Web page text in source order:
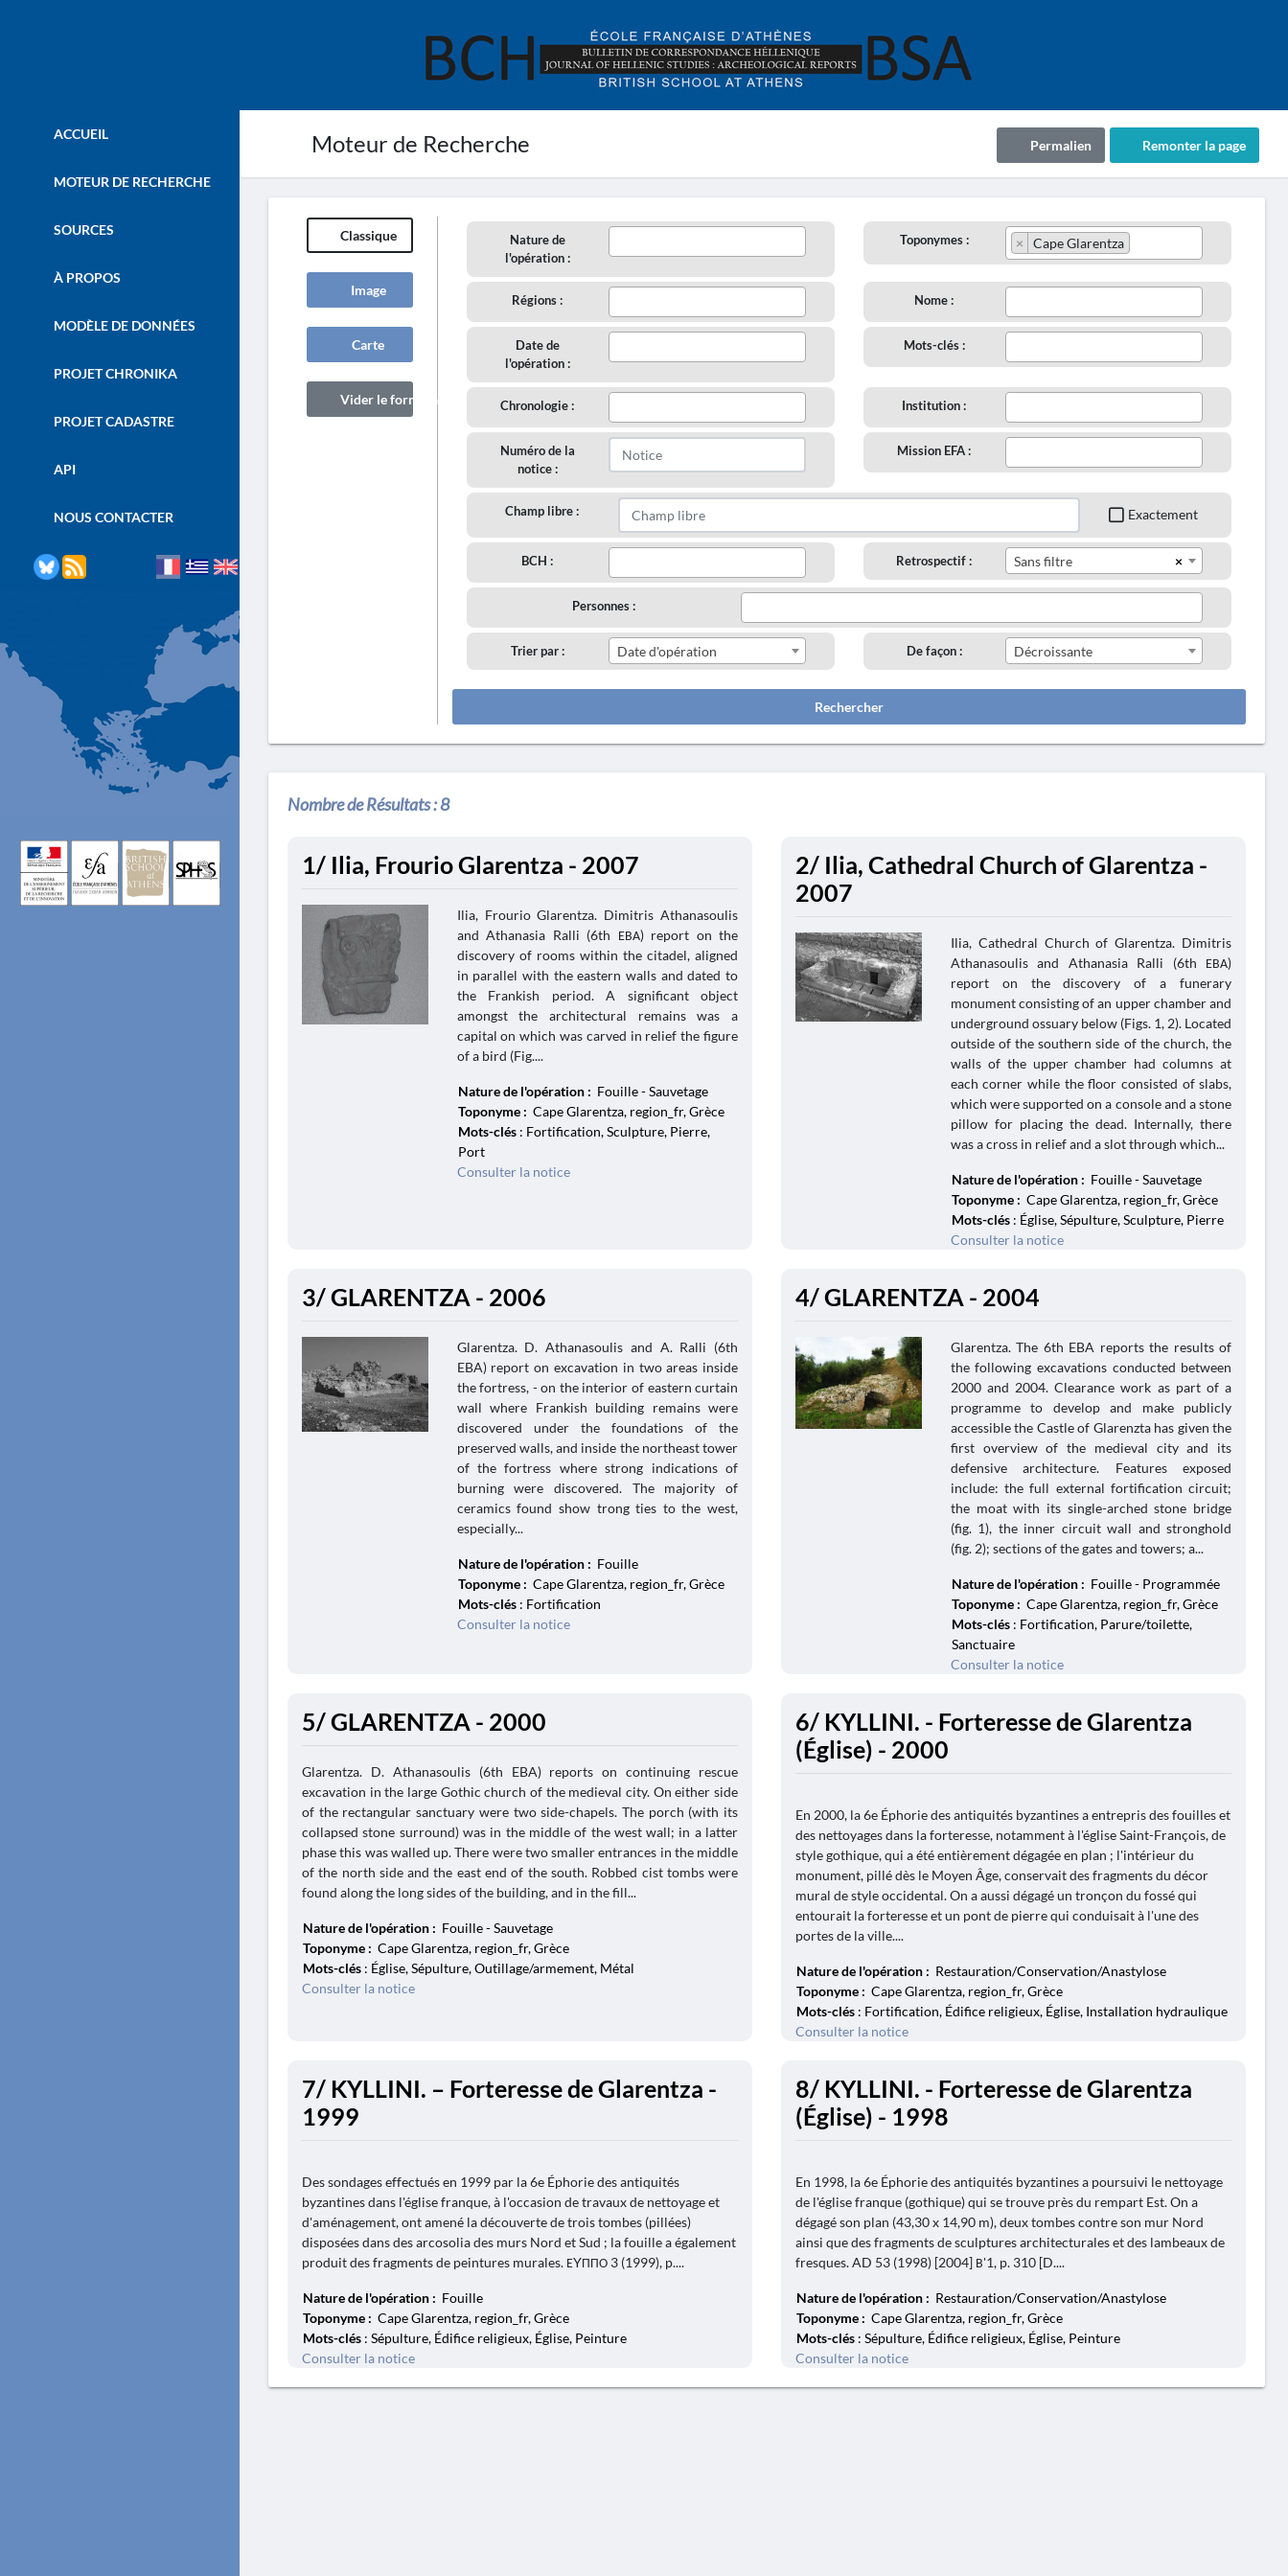
Moteur de Recherche Remonter la page
Permalien
ACCUEIL
MOTEUR DE RECHERCHE
SOURCES
À PROPOS
MODÈLE DE DONNÉES
PROJET CHRONIKA
PROJET CADASTRE
API
NOUS CONTACTER
Classique
Image
Carte
Vider le formulaire
Nature de
l'opération :
Toponymes : × Cape Glarentza
Régions : Nome :
Date de
l'opération :
Mots-clés :
Chronologie : Institution :
Numéro de la
notice :
Mission EFA :
Champ libre : Exactement
BCH : Retrospectif : ×
Sans filtre
Personnes :
Trier par : Date d'opération De façon : Décroissante
Rechercher
Nombre de Résultats :8
1/ Ilia, Frourio Glarentza - 2007
Ilia, Frourio Glarentza. Dimitris Athanasoulis
and Athanasia Ralli (6th ΕΒΑ) report on the
discovery of rooms within the citadel, aligned
in parallel with the eastern walls and dated to
the Frankish period. A significant object
amongst the architectural remains was a
capital on which was carved in relief the figure
of a bird (Fig....
Nature de l'opération : Fouille - Sauvetage
Toponyme : Cape Glarentza, region_fr, Grèce
Mots-clés: Fortification, Sculpture, Pierre,
Port
Consulter la notice
2/ Ilia, Cathedral Church of Glarentza -
2007
Ilia, Cathedral Church of Glarentza. Dimitris
Athanasoulis and Athanasia Ralli (6th ΕΒΑ)
report on the discovery of a funerary
monument consisting of an upper chamber and
underground ossuary below (Figs. 1, 2). Located
outside of the southern side of the church, the
walls of the upper chamber had columns at
each corner while the floor consisted of slabs,
which were supported on a console and a stone
pillow for placing the dead. Internally, there
was a cross in relief and a slot through which...
Nature de l'opération : Fouille - Sauvetage
Toponyme : Cape Glarentza, region_fr, Grèce
Mots-clés: Église, Sépulture, Sculpture, Pierre
Consulter la notice
3/ GLARENTZA - 2006
Glarentza. D. Athanasoulis and A. Ralli (6th
EBA) report on excavation in two areas inside
the fortress, - on the interior of eastern curtain
wall where Frankish building remains were
discovered under the foundations of the
preserved walls, and inside the northeast tower
of the fortress where strong indications of
burning were discovered. The majority of
ceramics found show trong ties to the west,
especially...
Nature de l'opération : Fouille
Toponyme : Cape Glarentza, region_fr, Grèce
Mots-clés: Fortification
Consulter la notice
4/ GLARENTZA - 2004
Glarentza. The 6th EBA reports the results of
the following excavations conducted between
2000 and 2004. Clearance work as part of a
programme to develop and make publicly
accessible the Castle of Glarenzta has given the
first overview of the medieval city and its
defensive architecture. Features exposed
include: the full external fortification circuit;
the moat with its single-arched stone bridge
(fig. 1), the inner circuit wall and stronghold
(fig. 2); sections of the gates and towers; a...
Nature de l'opération : Fouille - Programmée
Toponyme : Cape Glarentza, region_fr, Grèce
Mots-clés: Fortification, Parure/toilette,
Sanctuaire
Consulter la notice
5/ GLARENTZA - 2000
Glarentza. D. Athanasoulis (6th EBA) reports on continuing rescue
excavation in the large Gothic church of the medieval city. On either side
of the rectangular sanctuary were two side-chapels. The porch (with its
collapsed stone surround) was in the middle of the west wall; in a latter
phase this was walled up. There were two smaller entrances in the middle
of the north side and the east end of the south. Robbed cist tombs were
found along the long sides of the building, and in the fill...
Nature de l'opération : Fouille - Sauvetage
Toponyme : Cape Glarentza, region_fr, Grèce
Mots-clés : Église, Sépulture, Outillage/armement, Métal
Consulter la notice
6/ KYLLINI. - Forteresse de Glarentza
(Église) - 2000
En 2000, la 6e Éphorie des antiquités byzantines a entrepris des fouilles et
des nettoyages dans la forteresse, notamment à l'église Saint-François, de
style gothique, qui a été entièrement dégagée en plan ; l'intérieur du
monument, pillé dès le Moyen Âge, conservait des fragments du décor
mural de style occidental. On a aussi dégagé un tronçon du fossé qui
entourait la forteresse et un pont de pierre qui conduisait à l'une des
portes de la ville....
Nature de l'opération : Restauration/Conservation/Anastylose
Toponyme : Cape Glarentza, region_fr, Grèce
Mots-clés : Fortification, Édifice religieux, Église, Installation hydraulique
Consulter la notice
7/ KYLLINI. – Forteresse de Glarentza -
1999
Des sondages effectués en 1999 par la 6e Éphorie des antiquités
byzantines dans l'église franque, à l'occasion de travaux de nettoyage et
d'aménagement, ont amené la découverte de trois tombes (pillées)
disposées dans des arcosolia des murs Nord et Sud ; la fouille a également
produit des fragments de peintures murales. ΕYΠΠΟ 3 (1999), p....
Nature de l'opération : Fouille
Toponyme : Cape Glarentza, region_fr, Grèce
Mots-clés : Sépulture, Édifice religieux, Église, Peinture
Consulter la notice
8/ KYLLINI. - Forteresse de Glarentza
(Église) - 1998
En 1998, la 6e Éphorie des antiquités byzantines a poursuivi le nettoyage
de l'église franque (gothique) qui se trouve près du rempart Est. On a
dégagé son plan (43,30 x 14,90 m), deux tombes contre son mur Nord
ainsi que des fragments de sculptures architecturales et des lambeaux de
fresques. AD 53 (1998) [2004] Β'1, p. 310 [D....
Nature de l'opération : Restauration/Conservation/Anastylose
Toponyme : Cape Glarentza, region_fr, Grèce
Mots-clés : Sépulture, Édifice religieux, Église, Peinture
Consulter la notice